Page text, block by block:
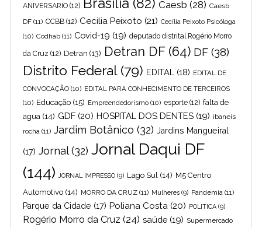
ANIVERSARIO (12) Brasília (82) Caesb (28) Caesb
DF (11) CCBB (12) Cecilia Peixoto (21) Cecília Peixoto Psicóloga
(10) Codhab (11) Covid-19 (19) deputado distrital Rogério Morro
da Cruz (12) Detran (13) Detran DF(64) DF (38)
Distrito Federal(79) EDITAL (18) EDITAL DE
CONVOCAÇÃO (10) EDITAL PARA CONHECIMENTO DE TERCEIROS
(10) Educação (15) Empreendedorismo (10) esporte (12) falta de
agua (14) GDF (20) HOSPITAL DOS DENTES (19) ibaneis
rocha (11) Jardim Botânico (32) Jardins Mangueiral
(17) Jornal(32) Jornal Daqui DF
(144)
JORNAL IMPRESSO (9) Lago Sul (14) M5 Centro
Automotivo (14) MORRO DA CRUZ (11) Mulheres (9) Pandemia (11)
Parque da Cidade (17) Poliana Costa (20) POLITICA (9)
Rogério Morro da Cruz (24) saúde (19) Supermercado